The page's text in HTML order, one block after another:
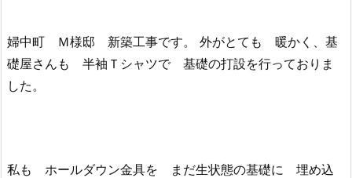
婦中町 Ｍ様邸 新築工事です。 外がとても 暖かく、基
礎屋さんも 半袖Ｔシャツで 基礎の打設を行っておりま
した。
私も ホールダウン金具を まだ生状態の基礎に 埋め込